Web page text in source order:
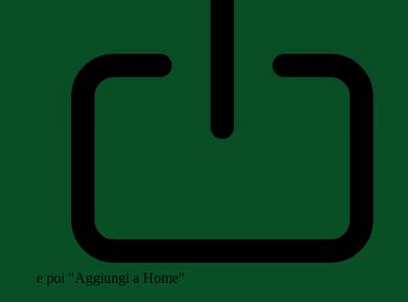
e poi "Aggiungi a Home"